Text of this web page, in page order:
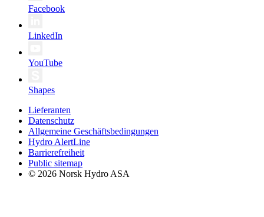
Facebook
LinkedIn
YouTube
Shapes
Lieferanten
Datenschutz
Allgemeine Geschäftsbedingungen
Hydro AlertLine
Barrierefreiheit
Public sitemap
© 2026 Norsk Hydro ASA